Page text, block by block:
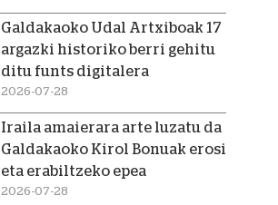
Galdakaoko Udal Artxiboak 17
argazki historiko berri gehitu
ditu funts digitalera
2026-07-28
Iraila amaierara arte luzatu da
Galdakaoko Kirol Bonuak erosi
eta erabiltzeko epea
2026-07-28